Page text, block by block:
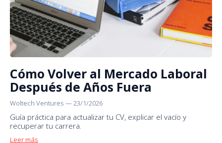
Cómo Volver al Mercado Laboral
Después de Años Fuera
Woltech Ventures —23/1/2026
Guía práctica para actualizar tu CV, explicar el vacío y
recuperar tu carrera.
Leer más